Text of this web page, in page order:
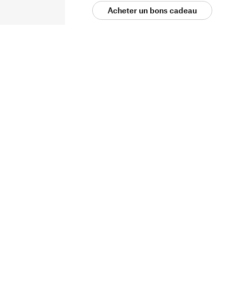
Acheter un bons cadeau